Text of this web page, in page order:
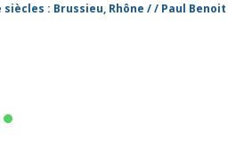
siècles : Brussieu, Rhône / / Paul Benoit